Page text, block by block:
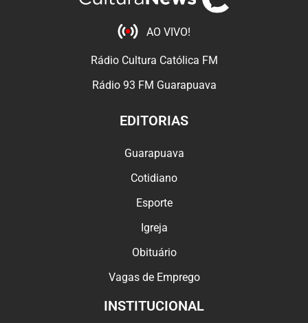
AO VIVO!
Rádio Cultura Católica FM
Rádio 93 FM Guarapuava
EDITORIAS
Guarapuava
Cotidiano
Esporte
Igreja
Obituário
Vagas de Emprego
INSTITUCIONAL